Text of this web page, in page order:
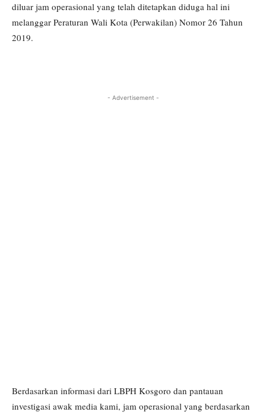
diluar jam operasional yang telah ditetapkan diduga hal ini
melanggar Peraturan Wali Kota (Perwakilan) Nomor 26 Tahun
2019.
- Advertisement -
Berdasarkan informasi dari LBPH Kosgoro dan pantauan
investigasi awak media kami, jam operasional yang berdasarkan